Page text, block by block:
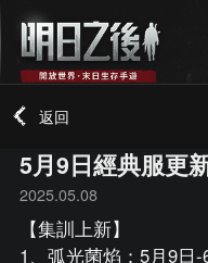
返回
5月9日經典服更
2025.05.08
【集訓上新】
1、弧光菌焰：5月9日